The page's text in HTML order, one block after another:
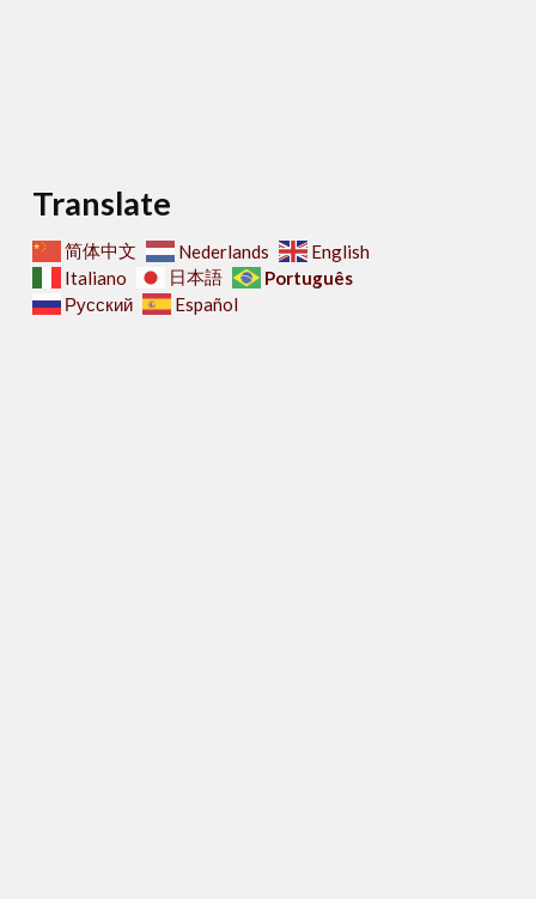
Translate
简体中文 Nederlands
English
Italiano
日本語
Português
Русский
Español